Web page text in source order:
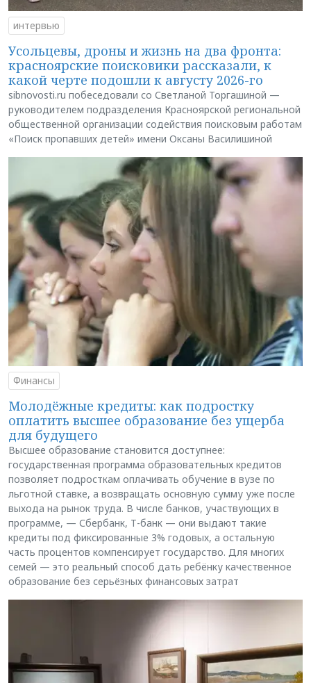
интервью
Усольцевы, дроны и жизнь на два фронта:
красноярские поисковики рассказали, к
какой черте подошли к августу 2026-го
sibnovosti.ru побеседовали со Светланой Торгашиной —
руководителем подразделения Красноярской региональной
общественной организации содействия поисковым работам
«Поиск пропавших детей» имени Оксаны Василишиной
Финансы
Молодёжные кредиты: как подростку
оплатить высшее образование без ущерба
для будущего
Высшее образование становится доступнее:
государственная программа образовательных кредитов
позволяет подросткам оплачивать обучение в вузе по
льготной ставке, а возвращать основную сумму уже после
выхода на рынок труда. В числе банков, участвующих в
программе, — Сбербанк, Т-банк — они выдают такие
кредиты под фиксированные 3% годовых, а остальную
часть процентов компенсирует государство. Для многих
семей — это реальный способ дать ребёнку качественное
образование без серьёзных финансовых затрат